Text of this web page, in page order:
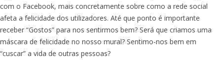
com o Facebook, mais concretamente sobre como a rede social
afeta a felicidade dos utilizadores. Até que ponto é importante
receber “Gostos” para nos sentirmos bem? Será que criamos uma
máscara de felicidade no nosso mural? Sentimo-nos bem em
“cuscar” a vida de outras pessoas?